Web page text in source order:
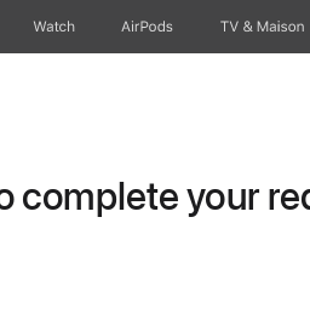
Watch AirPods TV & Maison
complete your